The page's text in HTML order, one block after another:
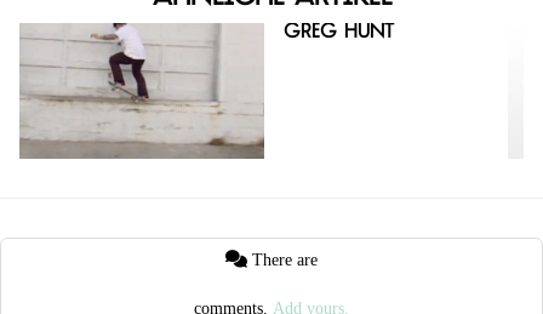
Greg Hunt
comments. Add yours.